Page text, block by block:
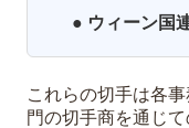
● ウィーン国
これらの切手は各
門の切手商を通じ